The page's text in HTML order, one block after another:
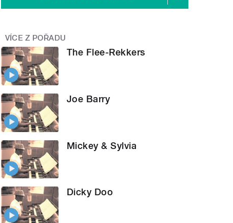
VÍCE Z POŘADU
The Flee-Rekkers
Joe Barry
Mickey & Sylvia
Dicky Doo